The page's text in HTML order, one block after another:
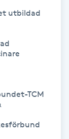
utbildad
TCM